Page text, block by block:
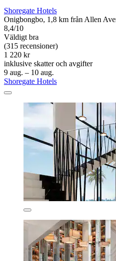
Shoregate Hotels
Onigbongbo, 1,8 km från Allen
8,4/10
Väldigt bra
(315 recensioner)
1 220 kr
inklusive skatter och avgifter
9 aug. – 10 aug.
Shoregate Hotels